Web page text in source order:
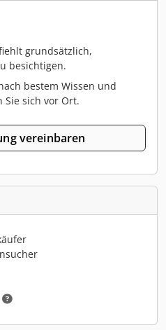
grundsätzlich,
besichtigen.
bestem Wissen und
Sie sich vor Ort.
vereinbaren